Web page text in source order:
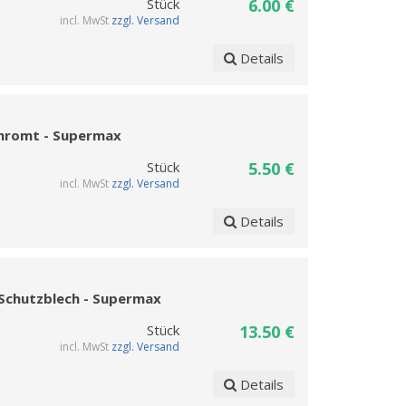
incl. MwSt zzgl. Versand
6.00 €
Details
- Supermax
Stück
incl. MwSt zzgl. Versand
5.50 €
Details
- Supermax
Stück
incl. MwSt zzgl. Versand
13.50 €
Details